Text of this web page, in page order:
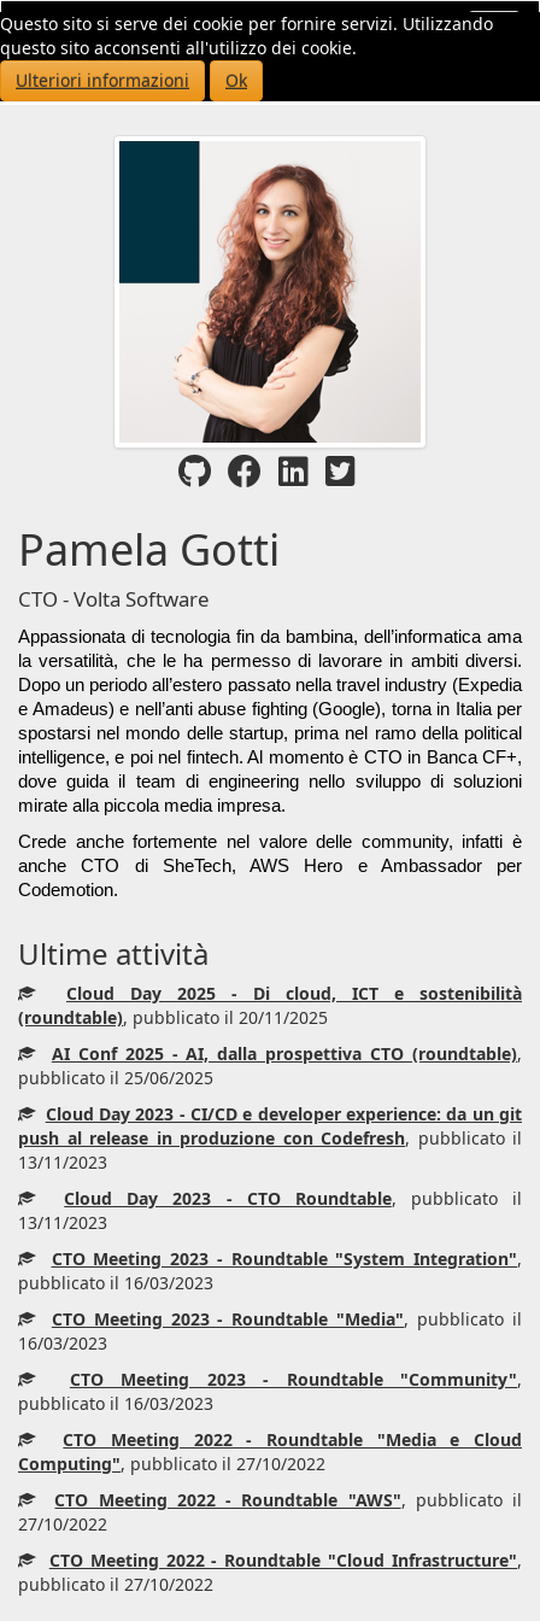
Questo sito si serve dei cookie per fornire servizi. Utilizzando
questo sito acconsenti all'utilizzo dei cookie.
Ulteriori informazioni
Ok
Pamela Gotti
CTO - Volta Software
Appassionata di tecnologia fin da bambina, dell’informatica ama
la versatilità, che le ha permesso di lavorare in ambiti diversi.
Dopo un periodo all’estero passato nella travel industry (Expedia
e Amadeus) e nell’anti abuse fighting (Google), torna in Italia per
spostarsi nel mondo delle startup, prima nel ramo della political
intelligence, e poi nel fintech. Al momento è CTO in Banca CF+,
dove guida il team di engineering nello sviluppo di soluzioni
mirate alla piccola media impresa.
Crede anche fortemente nel valore delle community, infatti è
anche CTO di SheTech, AWS Hero e Ambassador per
Codemotion.
Ultime attività
Cloud Day 2025 - Di cloud, ICT e sostenibilità
(roundtable), pubblicato il 20/11/2025
AI Conf 2025 - AI, dalla prospettiva CTO (roundtable),
pubblicato il 25/06/2025
Cloud Day 2023 - CI/CD e developer experience: da un git
push al release in produzione con Codefresh, pubblicato il
13/11/2023
Cloud Day 2023 - CTO Roundtable, pubblicato il
13/11/2023
CTO Meeting 2023 - Roundtable "System Integration",
pubblicato il 16/03/2023
CTO Meeting 2023 - Roundtable "Media", pubblicato il
16/03/2023
CTO Meeting 2023 - Roundtable "Community",
pubblicato il 16/03/2023
CTO Meeting 2022 - Roundtable "Media e Cloud
Computing", pubblicato il 27/10/2022
CTO Meeting 2022 - Roundtable "AWS", pubblicato il
27/10/2022
CTO Meeting 2022 - Roundtable "Cloud Infrastructure",
pubblicato il 27/10/2022